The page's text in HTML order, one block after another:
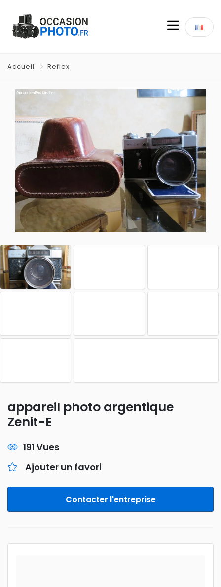
Accueil Reflex
appareil photo argentique
Zenit-E
191 Vues
Ajouter un favori
Contacter l'entreprise